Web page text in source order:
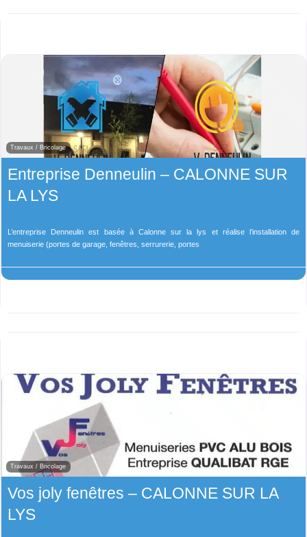
Travaux / Bricolage
Entreprise Denneulin – CALONNE SUR
LA LYS
L’entreprise Denneulin est basée à Calonne sur la lys et réalise l’installation de
menuiserie (portes de garage, fenêtres, serrurerie, portes
Travaux / Bricolage
Vos joly fenêtres – CALONNE SUR LA
LYS